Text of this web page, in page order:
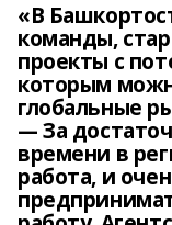
«В
команды,
проекты с
которым
глобальные
— За
времени в
работа, и